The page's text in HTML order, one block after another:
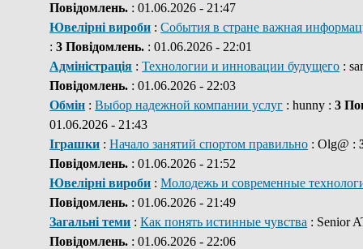
Повідомлень. : 01.06.2026 - 21:47
Ювелірні вироби :События в стране важная
:3 Повідомлень. : 01.06.2026 - 22:01
Адміністрація :Технологии и инновации будущего :
Повідомлень. : 01.06.2026 - 22:03
Обмін :Выбор надежной компании услуг : hunny :3
01.06.2026 - 21:43
Іграшки :Начало занятий спортом правильно : Olg@ :
Повідомлень. : 01.06.2026 - 21:52
Ювелірні вироби :Молодежь и современные
Повідомлень. : 01.06.2026 - 21:49
Загальні теми :Как понять истинные чувства : Senior
Повідомлень. : 01.06.2026 - 22:06